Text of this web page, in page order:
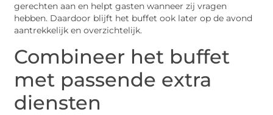
gerechten aan en helpt gasten wanneer zij vragen
hebben. Daardoor blijft het buffet ook later op de avond
aantrekkelijk en overzichtelijk.
Combineer het buffet
met passende extra
diensten